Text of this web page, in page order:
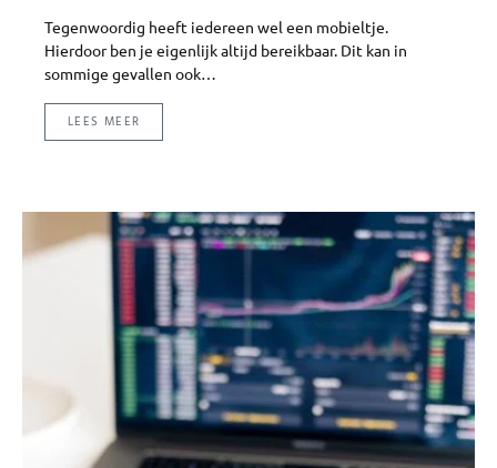
Tegenwoordig heeft iedereen wel een mobieltje.
Hierdoor ben je eigenlijk altijd bereikbaar. Dit kan in
sommige gevallen ook…
LEES MEER